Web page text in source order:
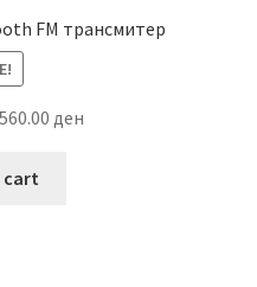
FM трансмитер
560.00 ден
cart